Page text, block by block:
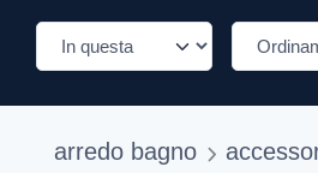
arredo bagno